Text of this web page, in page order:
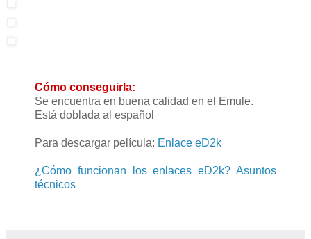
Cómo conseguirla:
Se encuentra en buena calidad en el Emule.
Está doblada al español
Para descargar película: Enlace eD2k
¿Cómo funcionan los enlaces eD2k? Asuntos
técnicos